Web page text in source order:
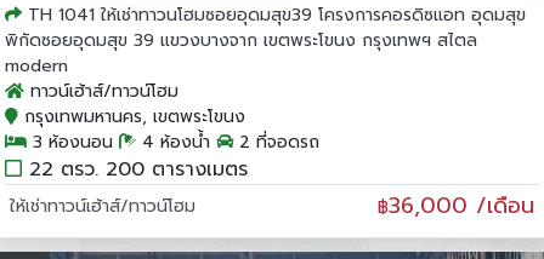
TH 1041 ให้เช่าทาวนโฮมซอยอุดมสุข39 โครงการคอรดิซแอท อุดมสุข
พิกัดซอยอุดมสุข 39 แขวงบางจาก เขตพระโขนง กรุงเทพฯ สไตล
modern
ทาวน์เฮ้าส์/ทาวน์โฮม
กรุงเทพมหานคร, เขตพระโขนง
3 ห้องนอน
4 ห้องน้ำ 2 ที่จอดรถ
22 ตรว. 200 ตารางเมตร
ให้เช่าทาวน์เฮ้าส์/ทาวน์โฮม ฿36,000 /เดือน